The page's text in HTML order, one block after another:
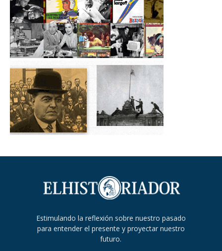
Estimulando la reflexión sobre nuestro pasado
para entender el presente y proyectar nuestro
futuro.